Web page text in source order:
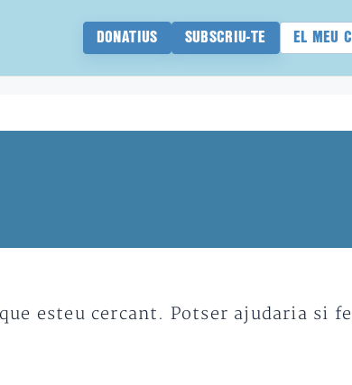
DONATIUS SUBSCRIU-TE EL MEU
esteu cercant. Potser ajudaria si